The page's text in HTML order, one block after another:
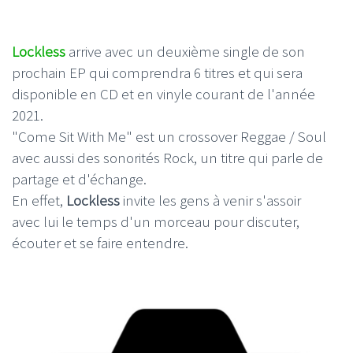
Lockless arrive avec un deuxième single de son
prochain EP qui comprendra 6 titres et qui sera
disponible en CD et en vinyle courant de l'année
2021.
"Come Sit With Me" est un crossover Reggae / Soul
avec aussi des sonorités Rock, un titre qui parle de
partage et d'échange.
En effet, Lockless invite les gens à venir s'assoir
avec lui le temps d'un morceau pour discuter,
écouter et se faire entendre.